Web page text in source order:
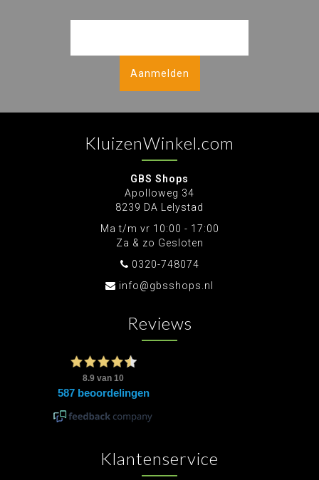
Aanmelden
KluizenWinkel.com
GBS Shops
Apolloweg 34
8239 DA Lelystad
Ma t/m vr 10:00 - 17:00
Za & zo Gesloten
0320-748074
info@gbsshops.nl
Reviews
Klantenservice